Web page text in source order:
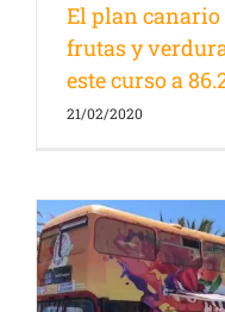
El plan canario
frutas y
este curso a
21/02/2020